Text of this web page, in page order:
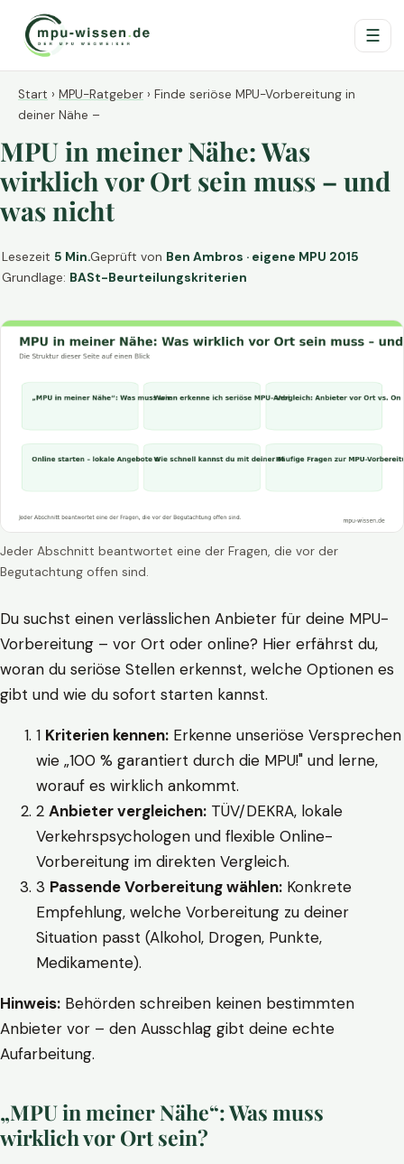
☰
Start › MPU-Ratgeber › Finde seriöse MPU-Vorbereitung in
deiner Nähe –
MPU in meiner Nähe: Was
wirklich vor Ort sein muss – und
was nicht
Lesezeit 5 Min.Geprüft von Ben Ambros · eigene MPU 2015
Grundlage: BASt-Beurteilungskriterien
Jeder Abschnitt beantwortet eine der Fragen, die vor der
Begutachtung offen sind.
Du suchst einen verlässlichen Anbieter für deine MPU-
Vorbereitung – vor Ort oder online? Hier erfährst du,
woran du seriöse Stellen erkennst, welche Optionen es
gibt und wie du sofort starten kannst.
1 Kriterien kennen: Erkenne unseriöse Versprechen
wie „100 % garantiert durch die MPU!" und lerne,
worauf es wirklich ankommt.
2 Anbieter vergleichen: TÜV/DEKRA, lokale
Verkehrspsychologen und flexible Online-
Vorbereitung im direkten Vergleich.
3 Passende Vorbereitung wählen: Konkrete
Empfehlung, welche Vorbereitung zu deiner
Situation passt (Alkohol, Drogen, Punkte,
Medikamente).
Hinweis: Behörden schreiben keinen bestimmten
Anbieter vor – den Ausschlag gibt deine echte
Aufarbeitung.
„MPU in meiner Nähe“: Was muss
wirklich vor Ort sein?